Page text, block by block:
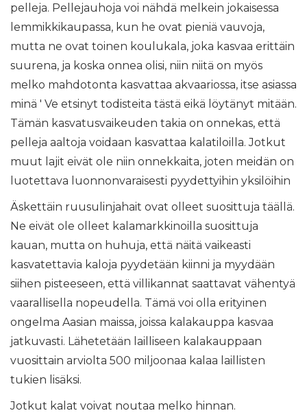
pelleja. Pellejauhoja voi nähdä melkein jokaisessa
lemmikkikaupassa, kun he ovat pieniä vauvoja,
mutta ne ovat toinen koulukala, joka kasvaa erittäin
suurena, ja koska onnea olisi, niin niitä on myös
melko mahdotonta kasvattaa akvaariossa, itse asiassa
minä ' Ve etsinyt todisteita tästä eikä löytänyt mitään.
Tämän kasvatusvaikeuden takia on onnekas, että
pelleja aaltoja voidaan kasvattaa kalatiloilla. Jotkut
muut lajit eivät ole niin onnekkaita, joten meidän on
luotettava luonnonvaraisesti pyydettyihin yksilöihin
Äskettäin ruusulinjahait ovat olleet suosittuja täällä.
Ne eivät ole olleet kalamarkkinoilla suosittuja
kauan, mutta on huhuja, että näitä vaikeasti
kasvatettavia kaloja pyydetään kiinni ja myydään
siihen pisteeseen, että villikannat saattavat vähentyä
vaarallisella nopeudella. Tämä voi olla erityinen
ongelma Aasian maissa, joissa kalakauppa kasvaa
jatkuvasti. Lähetetään lailliseen kalakauppaan
vuosittain arviolta 500 miljoonaa kalaa laillisten
tukien lisäksi.
Jotkut kalat voivat noutaa melko hinnan.